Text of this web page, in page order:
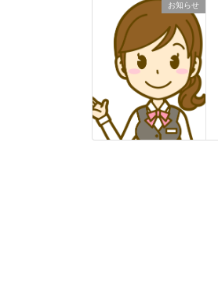
お知らせ